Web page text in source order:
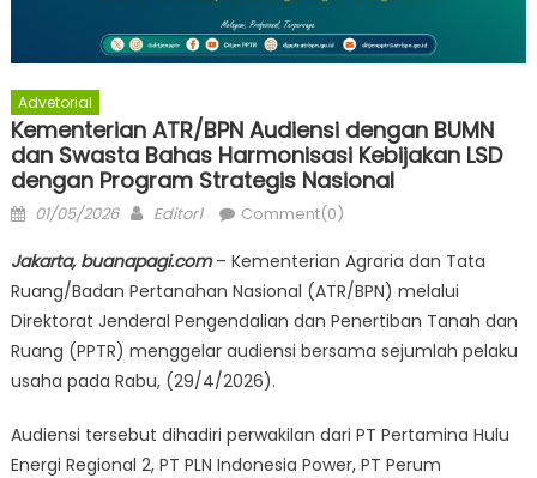
Advetorial
Kementerian ATR/BPN Audiensi dengan BUMN
dan Swasta Bahas Harmonisasi Kebijakan LSD
dengan Program Strategis Nasional
Posted
01/05/2026 Author
Editor1 Comment(0)
Jakarta, buanapagi.com– Kementerian Agraria dan Tata
Ruang/Badan Pertanahan Nasional (ATR/BPN) melalui
Direktorat Jenderal Pengendalian dan Penertiban Tanah dan
Ruang (PPTR) menggelar audiensi bersama sejumlah pelaku
usaha pada Rabu, (29/4/2026).
Audiensi tersebut dihadiri perwakilan dari PT Pertamina Hulu
Energi Regional 2, PT PLN Indonesia Power, PT Perum